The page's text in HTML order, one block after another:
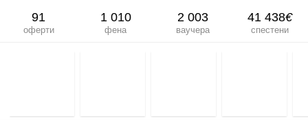
91
оферти
1 010
фена
2 003
ваучера
41 438€
спестени